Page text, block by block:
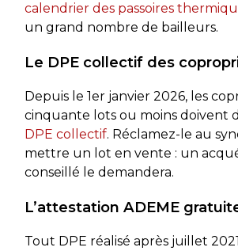
calendrier des passoires
un grand nombre de bailleurs.
Le DPE collectif des
Depuis le 1er janvier 2026, les
cinquante lots ou moins doivent
DPE collectif. Réclamez-le au
mettre un lot en vente : un
conseillé le demandera.
L’attestation ADEME
Tout DPE réalisé après juillet